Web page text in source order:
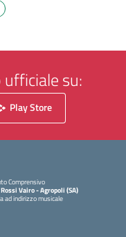
su:
Play Store
Comprensivo
Vairo - Agropoli (SA)
ad indirizzo musicale